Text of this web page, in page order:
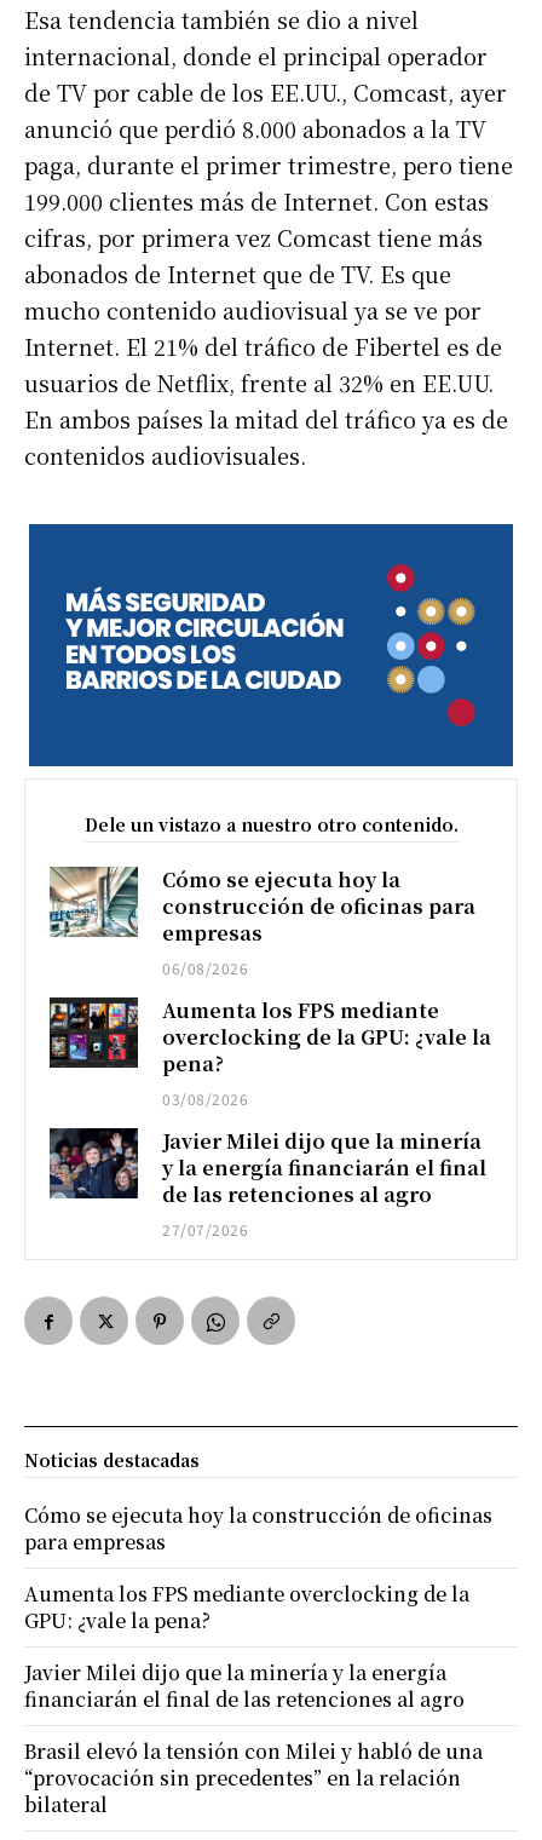
Esa tendencia también se dio a nivel
internacional, donde el principal operador
de TV por cable de los EE.UU., Comcast, ayer
anunció que perdió 8.000 abonados a la TV
paga, durante el primer trimestre, pero tiene
199.000 clientes más de Internet. Con estas
cifras, por primera vez Comcast tiene más
abonados de Internet que de TV. Es que
mucho contenido audiovisual ya se ve por
Internet. El 21% del tráfico de Fibertel es de
usuarios de Netflix, frente al 32% en EE.UU.
En ambos países la mitad del tráfico ya es de
contenidos audiovisuales.
Dele un vistazo a nuestro otro contenido.
Cómo se ejecuta hoy la
construcción de oficinas para
empresas
06/08/2026
Aumenta los FPS mediante
overclocking de la GPU: ¿vale la
pena?
03/08/2026
Javier Milei dijo que la minería
y la energía financiarán el final
de las retenciones al agro
27/07/2026
Noticias destacadas
Cómo se ejecuta hoy la construcción de oficinas
para empresas
Aumenta los FPS mediante overclocking de la
GPU: ¿vale la pena?
Javier Milei dijo que la minería y la energía
financiarán el final de las retenciones al agro
Brasil elevó la tensión con Milei y habló de una
“provocación sin precedentes” en la relación
bilateral